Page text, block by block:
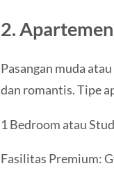
2.
Pasangan muda
dan romantis. Tipe
1 Bedroom atau
Fasilitas Premium: